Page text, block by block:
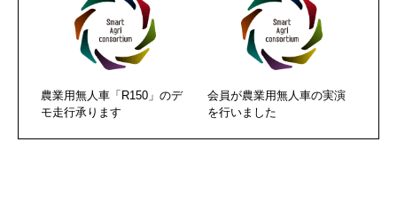
農業用無人車「R150」のデ
モ走行承ります
会員が農業用無人車の実演
を行いました